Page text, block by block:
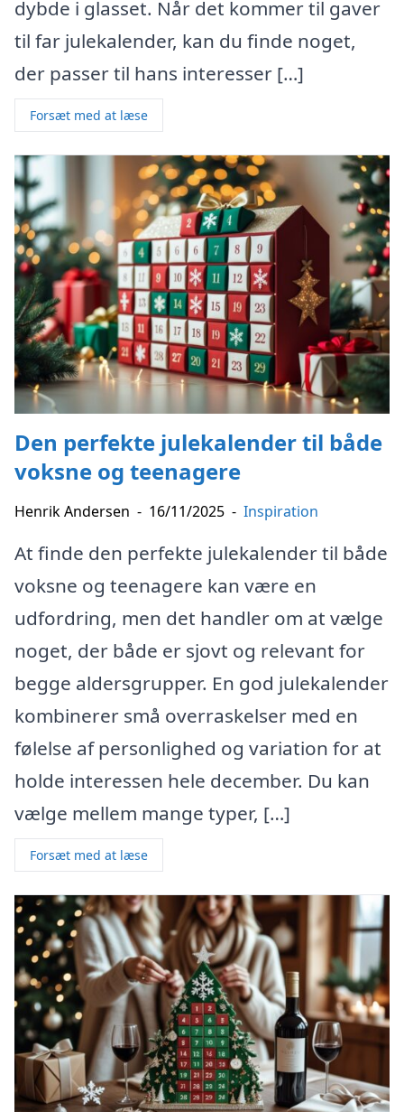
dybde i glasset. Når det kommer til gaver
til far julekalender, kan du finde noget,
der passer til hans interesser […]
Forsæt med at læse
Den perfekte julekalender til både
voksne og teenagere
Henrik Andersen - 16/11/2025 - Inspiration
At finde den perfekte julekalender til både
voksne og teenagere kan være en
udfordring, men det handler om at vælge
noget, der både er sjovt og relevant for
begge aldersgrupper. En god julekalender
kombinerer små overraskelser med en
følelse af personlighed og variation for at
holde interessen hele december. Du kan
vælge mellem mange typer, […]
Forsæt med at læse